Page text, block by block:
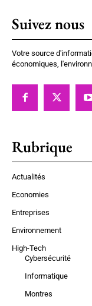
Suivez nous
Votre source
économiques,
Rubrique
Actualités
Economies
Entreprises
Environnement
High-Tech
Cybersécurité
Informatique
Montres